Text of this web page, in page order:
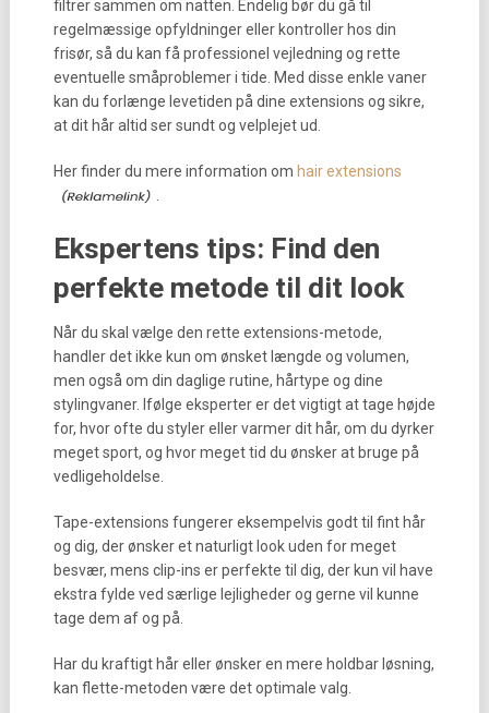
filtrer sammen om natten. Endelig bør du gå til
regelmæssige opfyldninger eller kontroller hos din
frisør, så du kan få professionel vejledning og rette
eventuelle småproblemer i tide. Med disse enkle vaner
kan du forlænge levetiden på dine extensions og sikre,
at dit hår altid ser sundt og velplejet ud.
Her finder du mere information om hair extensions
Ekspertens tips: Find den
perfekte metode til dit look
Når du skal vælge den rette extensions-metode,
handler det ikke kun om ønsket længde og volumen,
men også om din daglige rutine, hårtype og dine
stylingvaner. Ifølge eksperter er det vigtigt at tage højde
for, hvor ofte du styler eller varmer dit hår, om du dyrker
meget sport, og hvor meget tid du ønsker at bruge på
vedligeholdelse.
Tape-extensions fungerer eksempelvis godt til fint hår
og dig, der ønsker et naturligt look uden for meget
besvær, mens clip-ins er perfekte til dig, der kun vil have
ekstra fylde ved særlige lejligheder og gerne vil kunne
tage dem af og på.
Har du kraftigt hår eller ønsker en mere holdbar løsning,
kan flette-metoden være det optimale valg.